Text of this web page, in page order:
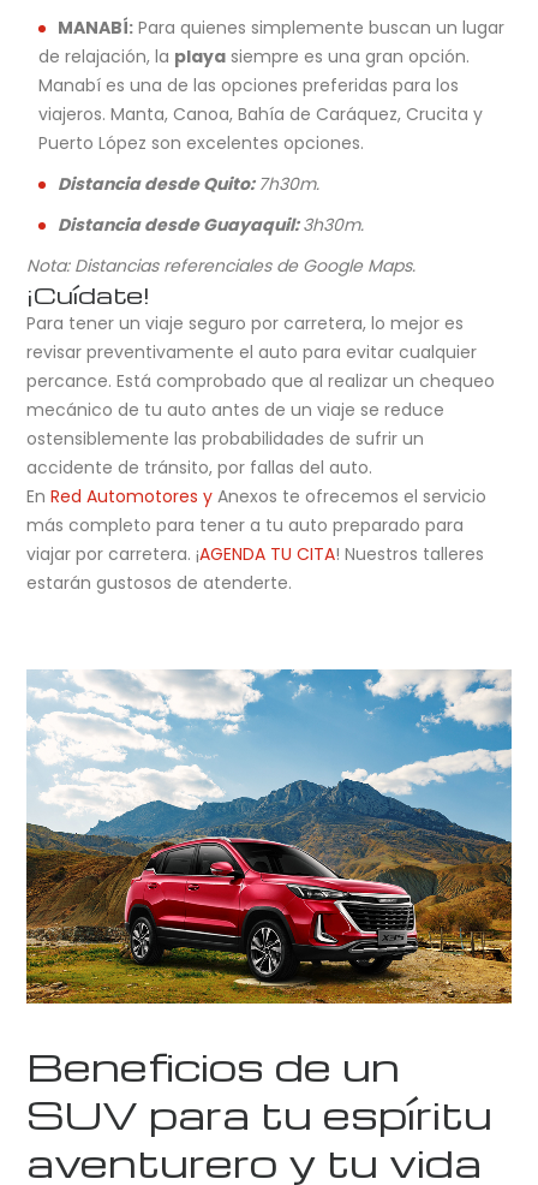
MANABÍ: Para quienes simplemente buscan un lugar
de relajación, la playa siempre es una gran opción.
Manabí es una de las opciones preferidas para los
viajeros. Manta, Canoa, Bahía de Caráquez, Crucita y
Puerto López son excelentes opciones.
Distancia desde Quito: 7h30m.
Distancia desde Guayaquil:3h30m.
Nota: Distancias referenciales de Google Maps.
¡Cuídate!
Para tener un viaje seguro por carretera, lo mejor es
revisar preventivamente el auto para evitar cualquier
percance. Está comprobado que al realizar un chequeo
mecánico de tu auto antes de un viaje se reduce
ostensiblemente las probabilidades de sufrir un
accidente de tránsito, por fallas del auto.
EnRed Automotores y Anexos te ofrecemos el servicio
más completo para tener a tu auto preparado para
viajar por carretera. ¡AGENDA TU CITA! Nuestros talleres
estarán gustosos de atenderte.
Beneficios de un
SUV para tu espíritu
aventurero y tu vida